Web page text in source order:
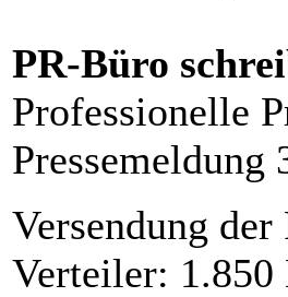
PR-Büro
Professionelle
Pressemeldung
Versendung
Verteiler: 1.850